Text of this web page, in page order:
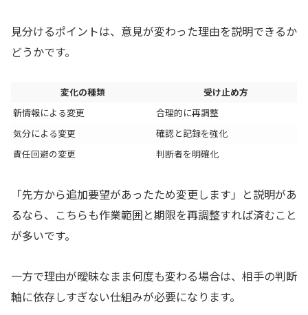
見分けるポイントは、意見が変わった理由を説明できるか
どうかです。
変化の種類
受け止め方
新情報による変更
合理的に再調整
気分による変更
確認と記録を強化
責任回避の変更
判断者を明確化
「先方から追加要望があったため変更します」と説明があ
るなら、こちらも作業範囲と期限を再調整すれば済むこと
が多いです。
一方で理由が曖昧なまま何度も変わる場合は、相手の判断
軸に依存しすぎない仕組みが必要になります。